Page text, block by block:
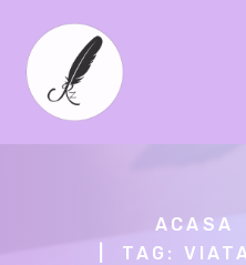
ACASA
TAG: